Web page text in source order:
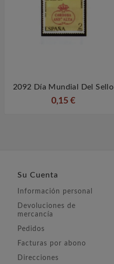
 
2092 Día Mundial Del Sello
0,15 €
Su Cuenta
Información personal
Devoluciones de
mercancía
Pedidos
Facturas por abono
Direcciones